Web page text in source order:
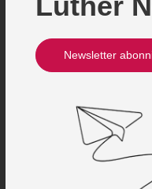
Newsletter